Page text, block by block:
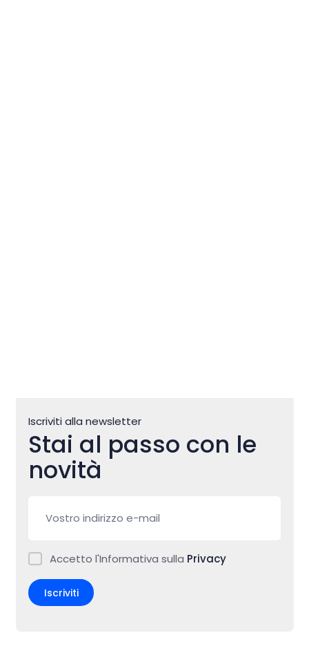
Iscriviti alla newsletter
Stai al passo con le
novità
Accetto l'Informativa sulla Privacy
Iscriviti